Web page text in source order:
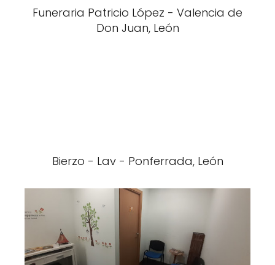
Funeraria Patricio López - Valencia de
Don Juan, León
Bierzo - Lav - Ponferrada, León